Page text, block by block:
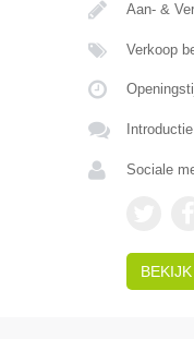
Aan- &
Verkoop
Sociale